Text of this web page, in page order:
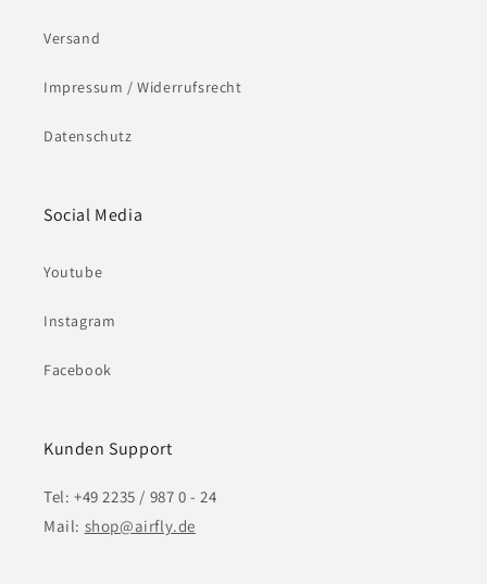
Versand
Impressum / Widerrufsrecht
Datenschutz
Social Media
Youtube
Instagram
Facebook
Kunden Support
Tel: +49 2235 / 987 0 - 24
Mail: shop@airfly.de